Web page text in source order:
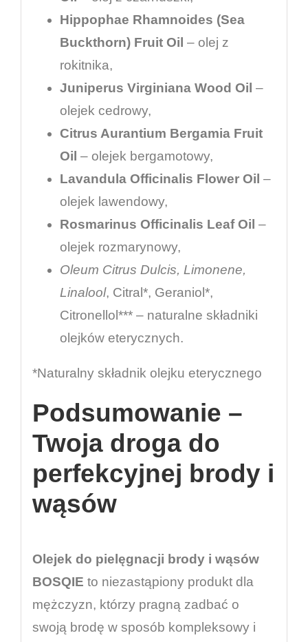
Hippophae Rhamnoides (Sea
Buckthorn) Fruit Oil – olej z
rokitnika,
Juniperus Virginiana Wood Oil –
olejek cedrowy,
Citrus Aurantium Bergamia Fruit
Oil – olejek bergamotowy,
Lavandula Officinalis Flower Oil –
olejek lawendowy,
Rosmarinus Officinalis Leaf Oil –
olejek rozmarynowy,
Oleum Citrus Dulcis, Limonene,
Linalool, Citral*, Geraniol*,
Citronellol*** – naturalne składniki
olejków eterycznych.
*Naturalny składnik olejku eterycznego
Podsumowanie –
Twoja droga do
perfekcyjnej brody i
wąsów
Olejek do pielęgnacji brody i wąsów
BOSQIE to niezastąpiony produkt dla
mężczyzn, którzy pragną zadbać o
swoją brodę w sposób kompleksowy i